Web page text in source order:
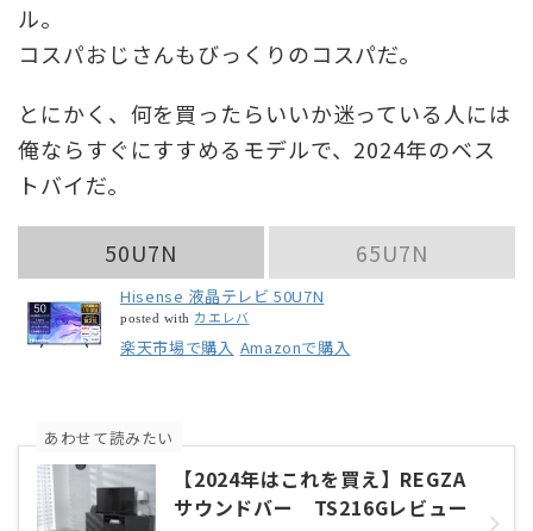
ル。
コスパおじさんもびっくりのコスパだ。
とにかく、何を買ったらいいか迷っている人には
俺ならすぐにすすめるモデルで、2024年のベス
トバイだ。
50U7N 65U7N
Hisense 液晶テレビ 50U7N
posted with カエレバ
楽天市場で購入 Amazonで購入
【2024年はこれを買え】REGZA
サウンドバー TS216Gレビュー
あわせて読みたい